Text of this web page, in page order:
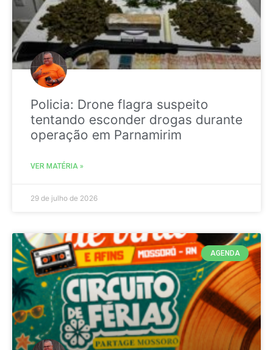
Policia: Drone flagra suspeito
tentando esconder drogas durante
operação em Parnamirim
VER MATÉRIA »
29 de julho de 2026
AGENDA